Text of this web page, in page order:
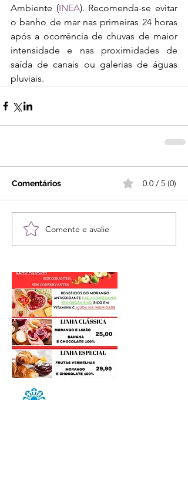
Ambiente (INEA). Recomenda-se evitar
o banho de mar nas primeiras 24 horas
após a ocorrência de chuvas de maior
intensidade e nas proximidades de
saída de canais ou galerias de águas
pluviais.
Comentários 0.0 / 5 (0)
Comente e avalie